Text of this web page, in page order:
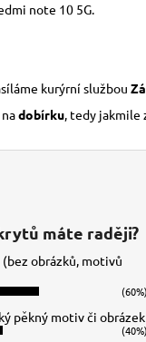
note 10 5G.
kurýrní službou
dobírku, tedy jakmile
máte raději?
(bez obrázků, motivů
(60%)
pěkný motiv či obrázek
(40%)